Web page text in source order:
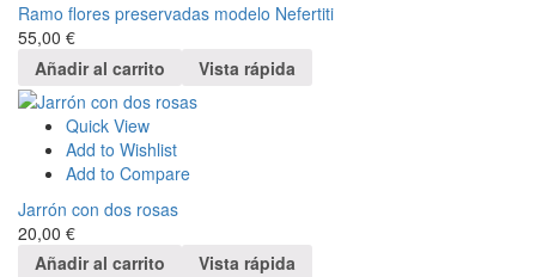
Ramo flores preservadas modelo Nefertiti
55,00 €
Añadir al carrito
Vista rápida
Quick View
Add to Wishlist
Add to Compare
Jarrón con dos rosas
20,00 €
Añadir al carrito
Vista rápida